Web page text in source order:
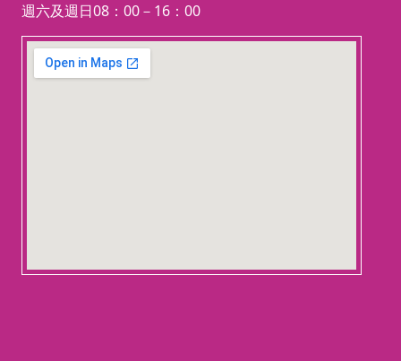
週六及週日08：00－16：00
123 movies
embedgooglemap.net